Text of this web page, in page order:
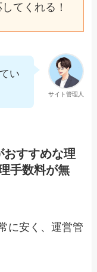
てくれる！
サイト管理人
い
すすめな理
手数料が無
に安く、運営管